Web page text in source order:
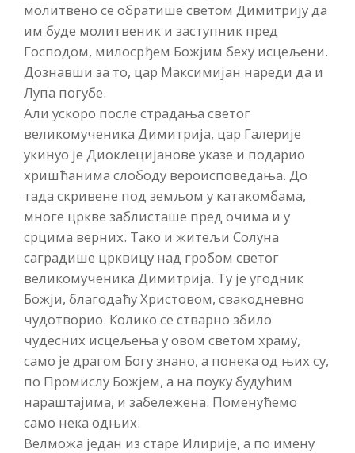
молитвено се обратише светом Димитрију да
им буде молитвеник и заступник пред
Господом, милосрђем Божјим беху исцељени.
Дознавши за то, цар Максимијан нареди да и
Лупа погубе.
Али ускоро после страдања светог
великомученика Димитрија, цар Галерије
укинуо је Диоклецијанове указе и подарио
хришћанима слободу вероисповедања. До
тада скривене под земљом у катакомбама,
многе цркве заблисташе пред очима и у
срцима верних. Тако и житељи Солуна
саградише црквицу над гробом светог
великомученика Димитрија. Ту је угодник
Божји, благодаћу Христовом, свакодневно
чудотворио. Колико се стварно збило
чудесних исцељења у овом светом храму,
само је драгом Богу знано, а понека од њих су,
по Промислу Божјем, а на поуку будућим
нараштајима, и забележена. Поменућемо
само нека одњих.
Велможа један из старе Илирије, а по имену